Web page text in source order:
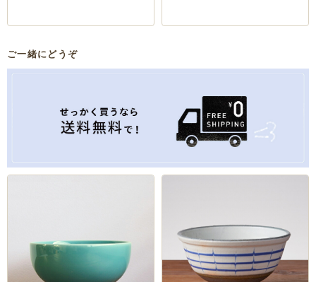
ご一緒にどうぞ